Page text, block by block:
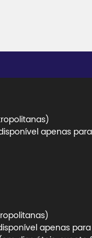
apenas
apenas